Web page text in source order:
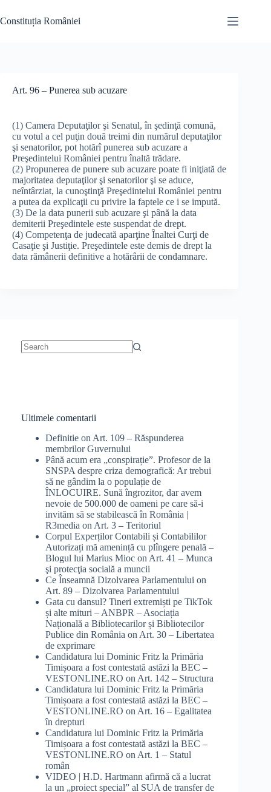
to
content
Constituția României
Art. 96 – Punerea sub acuzare
(1) Camera Deputaţilor şi Senatul, în şedinţă comună,
cu votul a cel puţin două treimi din numărul deputaţilor
şi senatorilor, pot hotărî punerea sub acuzare a
Preşedintelui României pentru înaltă trădare.
(2) Propunerea de punere sub acuzare poate fi iniţiată de
majoritatea deputaţilor şi senatorilor şi se aduce,
neîntârziat, la cunoştinţă Preşedintelui României pentru
a putea da explicaţii cu privire la faptele ce i se impută.
(3) De la data punerii sub acuzare şi până la data
demiterii Preşedintele este suspendat de drept.
(4) Competenţa de judecată aparţine Înaltei Curţi de
Casaţie şi Justiţie. Preşedintele este demis de drept la
data rămânerii definitive a hotărârii de condamnare.
Ultimele comentarii
Definitie on Art. 109 – Răspunderea
membrilor Guvernului
Până acum era „conspirație”. Profesor de la
SNSPA despre criza demografică: Ar trebui
să ne gândim la o populație de
ÎNLOCUIRE. Sună îngrozitor, dar avem
nevoie de 500.000 de oameni pe care să-i
invităm să se stabilească în România |
R3media on Art. 3 – Teritoriul
Corpul Experților Contabili și Contabililor
Autorizați mă amenință cu plîngere penală –
Blogul lui Marius Mioc on Art. 41 – Munca
şi protecţia socială a muncii
Ce Înseamnă Dizolvarea Parlamentului on
Art. 89 – Dizolvarea Parlamentului
Gata cu dansul? Tineri extremiști pe TikTok
și alte mituri – ANBPR – Asociația
Națională a Bibliotecarilor și Bibliotecilor
Publice din România on Art. 30 – Libertatea
de exprimare
Candidatura lui Dominic Fritz la Primăria
Timișoara a fost contestată astăzi la BEC –
VESTONLINE.RO on Art. 142 – Structura
Candidatura lui Dominic Fritz la Primăria
Timișoara a fost contestată astăzi la BEC –
VESTONLINE.RO on Art. 16 – Egalitatea
în drepturi
Candidatura lui Dominic Fritz la Primăria
Timișoara a fost contestată astăzi la BEC –
VESTONLINE.RO on Art. 1 – Statul
român
VIDEO | H.D. Hartmann afirmă că a lucrat
la un „proiect special” al SUA de transfer de